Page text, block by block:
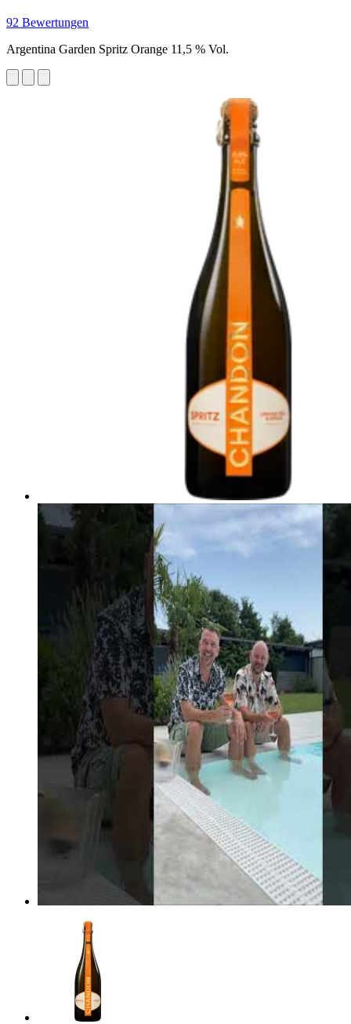
92 Bewertungen
Argentina Garden Spritz Orange 11,5 % Vol.